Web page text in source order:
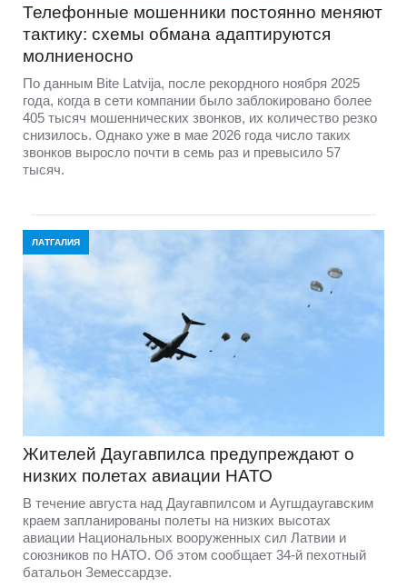
Телефонные мошенники постоянно меняют
тактику: схемы обмана адаптируются
молниеносно
По данным Bite Latvija, после рекордного ноября 2025
года, когда в сети компании было заблокировано более
405 тысяч мошеннических звонков, их количество резко
снизилось. Однако уже в мае 2026 года число таких
звонков выросло почти в семь раз и превысило 57
тысяч.
ЛАТГАЛИЯ
Жителей Даугавпилса предупреждают о
низких полетах авиации НАТО
В течение августа над Даугавпилсом и Аугшдаугавским
краем запланированы полеты на низких высотах
авиации Национальных вооруженных сил Латвии и
союзников по НАТО. Об этом сообщает 34-й пехотный
батальон Земессардзе.